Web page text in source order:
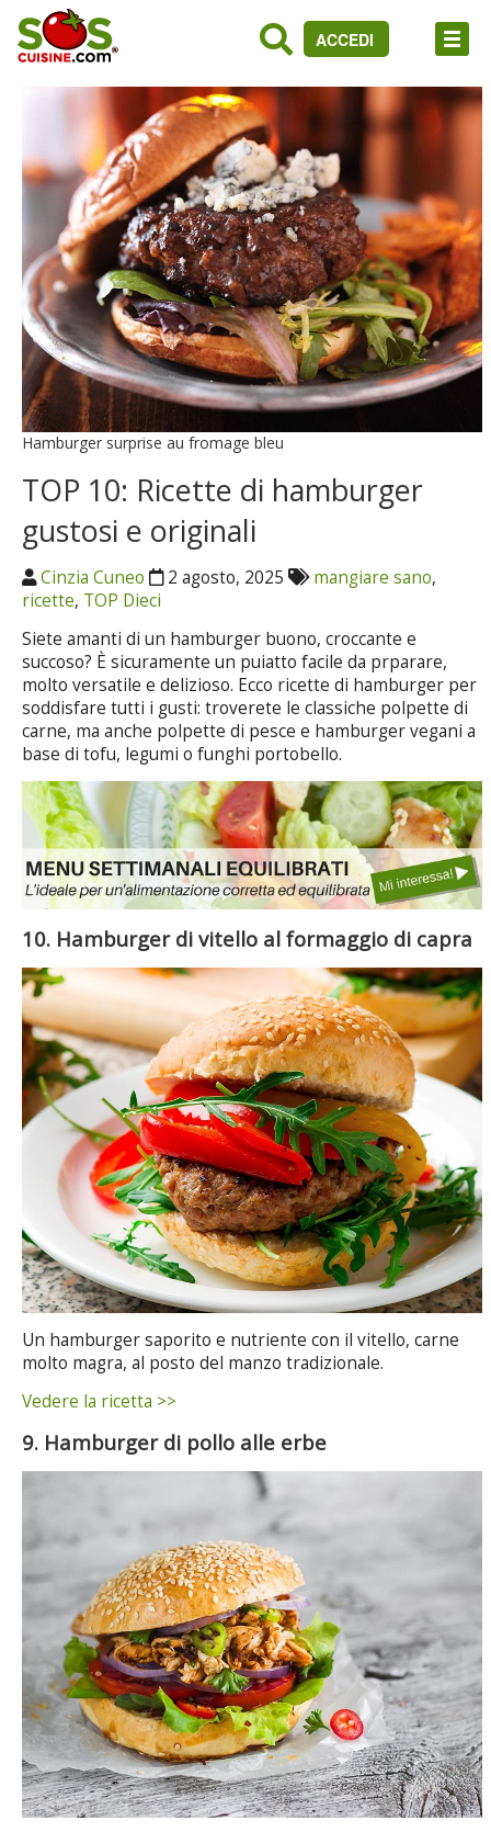
ACCEDI
Hamburger surprise au fromage bleu
TOP 10: Ricette di hamburger
gustosi e originali
Cinzia Cuneo 2 agosto, 2025 mangiare sano,
ricette, TOP Dieci
Siete amanti di un hamburger buono, croccante e
succoso? È sicuramente un puiatto facile da prparare,
molto versatile e delizioso. Ecco ricette di hamburger per
soddisfare tutti i gusti: troverete le classiche polpette di
carne, ma anche polpette di pesce e hamburger vegani a
base di tofu, legumi o funghi portobello.
10. Hamburger di vitello al formaggio di capra
Un hamburger saporito e nutriente con il vitello, carne
molto magra, al posto del manzo tradizionale.
Vedere la ricetta >>
9. Hamburger di pollo alle erbe